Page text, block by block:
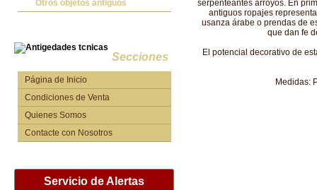
Radios antiguas
Relojes sobremesa antiguos
Relojes de bolsillo antiguos
Relojes de pulsera antiguos
Otros objetos antiguos
Secciones
Página de Inicio
Condiciones de Venta
Quienes Somos
Contacte con Nosotros
Servicio de Alertas
serpenteantes arroyos. En
antiguos ropajes
usanza árabe o prendas de
que dan fe
El potencial decorativo de
Medidas: